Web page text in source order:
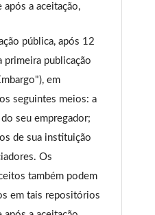
após a aceitação,
pública, após 12
primeira publicação
em
seguintes meios: a
seu empregador;
de sua instituição
Os
também podem
em tais repositórios